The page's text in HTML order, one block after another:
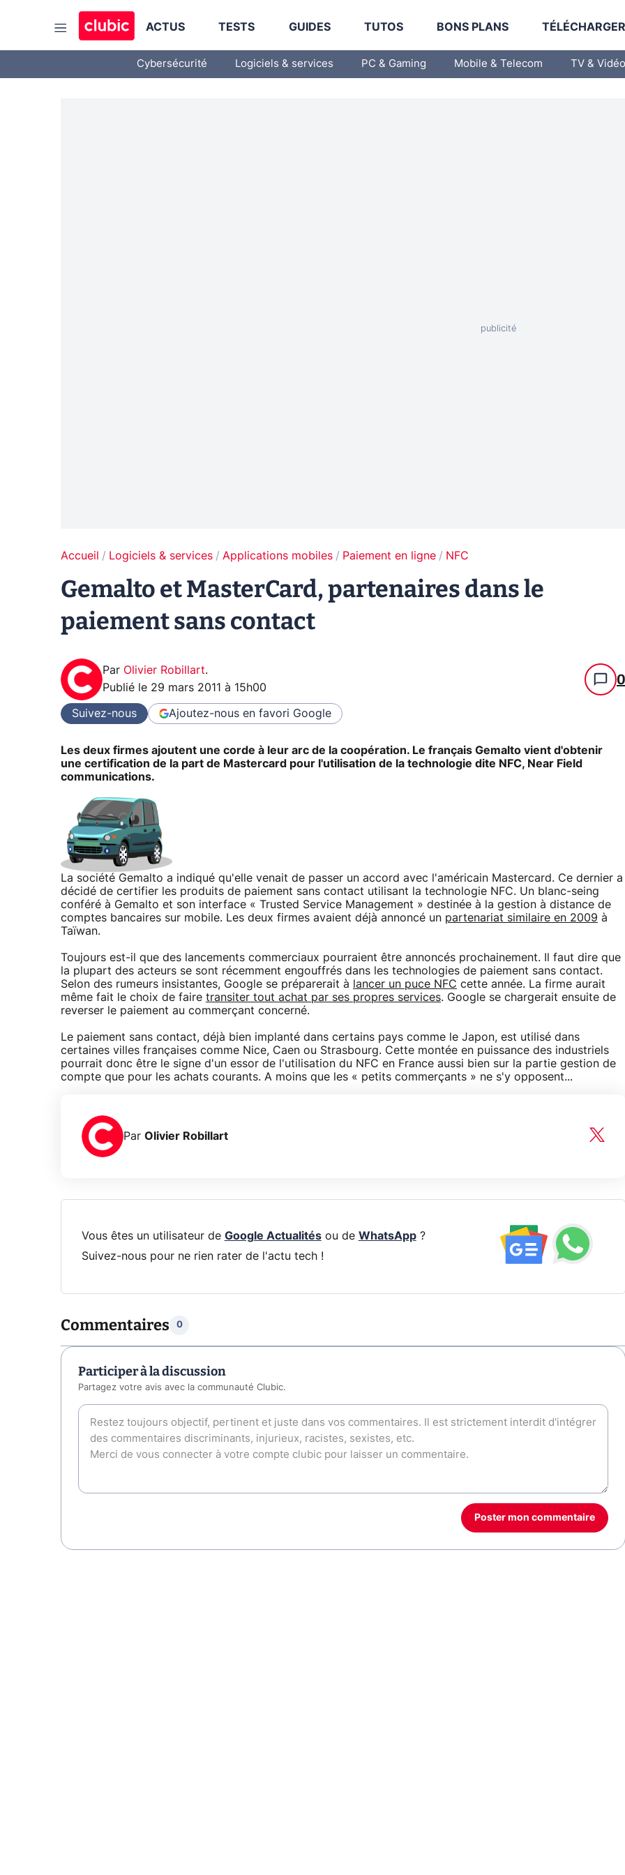
ACTUS TESTS GUIDES TUTOS BONS PLANS
Cybersécurité Logiciels & services PC & Gaming Mobile & Telecom TV & Vidéo
Accueil Logiciels & services Applications mobiles Paiement en ligne NFC
Gemalto et MasterCard, partenaires dans le
paiement sans contact
Par Olivier Robillart.
Publié le 29 mars 2011 à 15h00 0
Suivez-nous Ajoutez-nous en favori Google
Les deux firmes ajoutent une corde à leur arc de la coopération. Le français Gemalto vient d'obtenir
une certification de la part de Mastercard pour l'utilisation de la technologie dite NFC, Near Field
communications.
La société Gemalto a indiqué qu'elle venait de passer un accord avec l'américain Mastercard. Ce dernier a
décidé de certifier les produits de paiement sans contact utilisant la technologie NFC. Un blanc-seing
conféré à Gemalto et son interface « Trusted Service Management » destinée à la gestion à distance de
comptes bancaires sur mobile. Les deux firmes avaient déjà annoncé un partenariat similaire en 2009 à
Taïwan.
Toujours est-il que des lancements commerciaux pourraient être annoncés prochainement. Il faut dire que
la plupart des acteurs se sont récemment engouffrés dans les technologies de paiement sans contact.
Selon des rumeurs insistantes, Google se préparerait à
lancer un puce NFC cette année. La firme aurait
même fait le choix de faire transiter tout achat par ses propres services. Google se chargerait ensuite de
reverser le paiement au commerçant concerné.
Le paiement sans contact, déjà bien implanté dans certains pays comme le Japon, est utilisé dans
certaines villes françaises comme Nice, Caen ou Strasbourg. Cette montée en puissance des industriels
pourrait donc être le signe d'un essor de l'utilisation du NFC en France aussi bien sur la partie gestion de
compte que pour les achats courants. A moins que les « petits commerçants » ne s'y opposent...
Par Olivier Robillart
Vous êtes un utilisateur de Google Actualitésou de WhatsApp?
Suivez-nous pour ne rien rater de l'actu tech !
Commentaires 0
Participer à la discussion
Partagez votre avis avec la communauté Clubic.
Poster mon commentaire